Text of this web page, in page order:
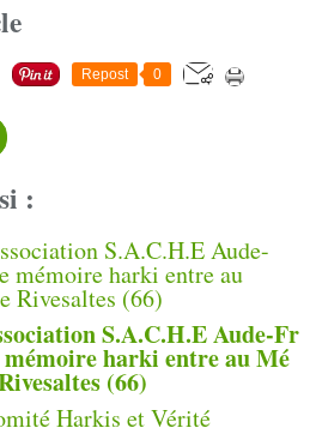
Repost 0
:
S.A.C.H.E Aude-Fr
harki entre au Mé
(66)